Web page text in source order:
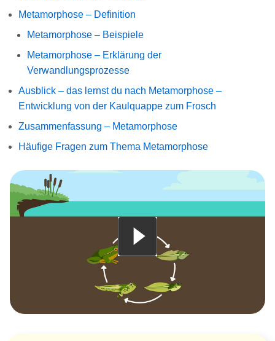
Metamorphose – Definition
Metamorphose – Beispiele
Metamorphose – Erklärung der
Verwandlungsprozesse
Ausblick – das lernst du nach Metamorphose –
Entwicklung von der Kaulquappe zum Frosch
Zusammenfassung – Metamorphose
Häufige Fragen zum Thema Metamorphose